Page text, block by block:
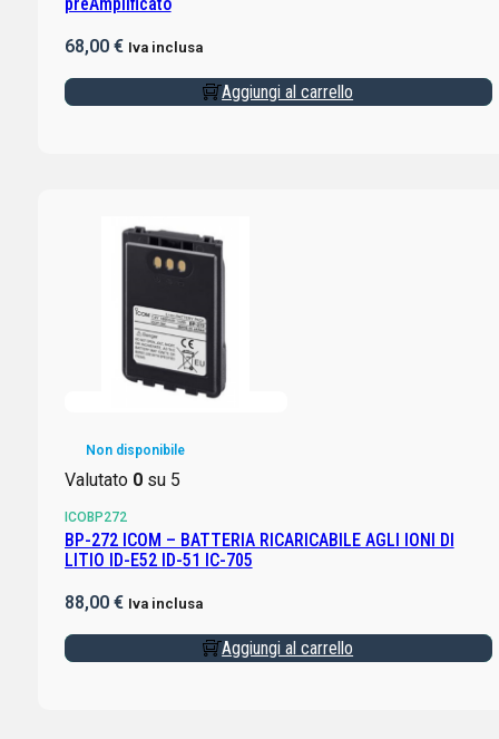
68,00 € Iva inclusa
Aggiungi al carrello
Non disponibile
Valutato 0su 5
ICOBP272
BP-272 ICOM – BATTERIA RICARICABILE AGLI IONI DI
LITIO ID-E52 ID-51 IC-705
88,00 € Iva inclusa
Aggiungi al carrello